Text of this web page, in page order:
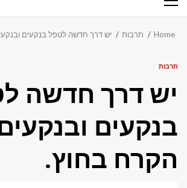
Primary
Home תרבות יש דרך חדשה לטפל בנקעים
תרבות
יש דרך חדשה
בנקעים
הקרח בחוץ.